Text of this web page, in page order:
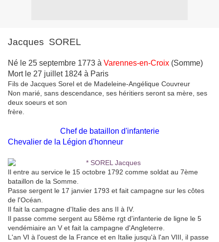
Jacques SOREL
Né le 25 septembre 1773 à Varennes-en-Croix (Somme)
Mort le 27 juillet 1824 à Paris
Fils de Jacques Sorel et de Madeleine-Angélique Couvreur
Non marié, sans descendance, ses héritiers seront sa mère, ses
deux soeurs et son
frère.
Chef de bataillon d'infanterie
Chevalier de la Légion d'honneur
Il entre au service le 15 octobre 1792 comme soldat au 7ème
bataillon de la Somme.
Passe sergent le 17 janvier 1793 et fait campagne sur les côtes
de l'Océan.
Il fait la campagne d'Italie des ans II à IV.
Il passe comme sergent au 58ème rgt d'infanterie de ligne le 5
vendémiaire an V et fait la campagne d'Angleterre.
L'an VI à l'ouest de la France et en Italie jusqu'à l'an VIII, il passe